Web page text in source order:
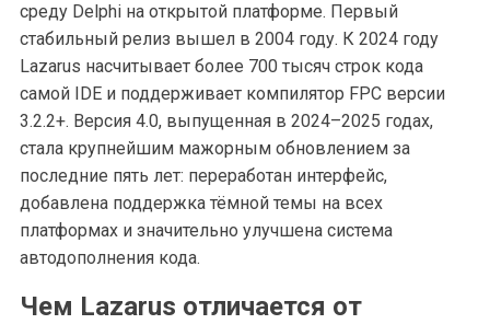
среду Delphi на открытой платформе. Первый
стабильный релиз вышел в 2004 году. К 2024 году
Lazarus насчитывает более 700 тысяч строк кода
самой IDE и поддерживает компилятор FPC версии
3.2.2+. Версия 4.0, выпущенная в 2024–2025 годах,
стала крупнейшим мажорным обновлением за
последние пять лет: переработан интерфейс,
добавлена поддержка тёмной темы на всех
платформах и значительно улучшена система
автодополнения кода.
Чем Lazarus отличается от